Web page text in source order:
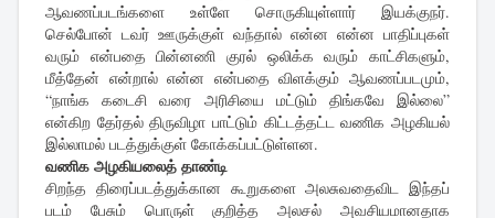
ஆவணப்படங்களை உள்ளே சொருகியுள்ளார் இயக்குநர்.
செல்போன் டவர் ஊருக்குள் வந்தால் என்ன என்ன பாதிப்புகள்
வரும் என்பதை பின்னணி குரல் ஒலிக்க வரும் காட்சிகளும்,
மீத்தேன் என்றால் என்ன என்பதை விளக்கும் ஆவணப்படமும்,
“நாங்க கடைசி வரை அரிசியை மட்டும் திங்கவே இல்லை”
என்கிற தேர்தல் திருவிழா பாட்டும் கிட்டத்தட்ட வணிக அழகியல்
இல்லாமல் படத்துக்குள் கோக்கப்பட்டுள்ளன.
வணிக அழகியலைத் தாண்டி
சிறந்த திரைப்படத்துக்கான கூறுகளை அலசுவதைவிட இந்தப்
படம் பேசும் பொருள் குறித்த அலசல் அவசியமானதாக